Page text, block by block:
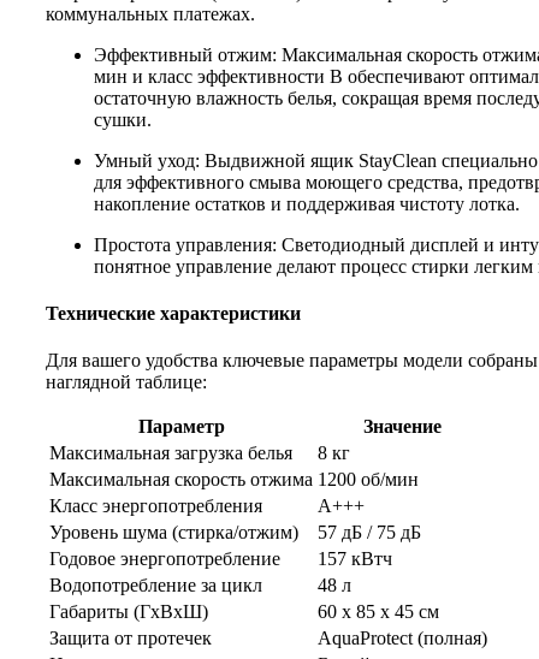
коммунальных платежах.
Эффективный отжим: Максимальная скорость
мин и класс эффективности B обеспечивают
остаточную влажность белья, сокращая время
сушки.
Умный уход: Выдвижной ящик StayClean специально
для эффективного смыва моющего средства,
накопление остатков и поддерживая чистоту лотка.
Простота управления: Светодиодный дисплей и
понятное управление делают процесс стирки
Технические характеристики
Для вашего удобства ключевые параметры модели
наглядной таблице:
Параметр
Значение
Максимальная загрузка белья
8 кг
Максимальная скорость отжима 1200 об/мин
Класс энергопотребления
A+++
Уровень шума (стирка/отжим)
57 дБ / 75 дБ
Годовое энергопотребление
157 кВтч
Водопотребление за цикл
48 л
Габариты (ГxВxШ)
60 x 85 x 45 см
Защита от протечек
AquaProtect (полная)